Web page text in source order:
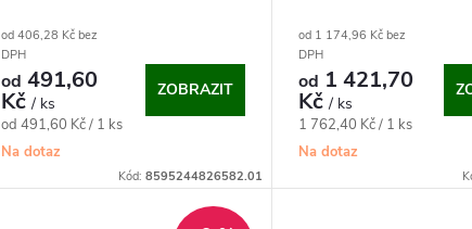
od 406,28 Kč bez
DPH
od 491,60
Kč/ ks
Měrná
cena:
od 491,60 Kč / 1 ks
Na dotaz
ZOBRAZIT
Kód:8595244826582.01
od 1 174,96 Kč bez
DPH
od 1 421,70
Kč/ ks
Měrná
cena:
1 762,40 Kč / 1 ks
Na dotaz